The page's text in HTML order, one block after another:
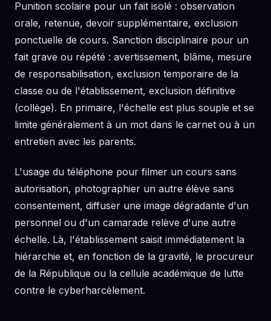
Punition scolaire pour un fait isolé : observation
orale, retenue, devoir supplémentaire, exclusion
ponctuelle de cours. Sanction disciplinaire pour un
fait grave ou répété : avertissement, blâme, mesure
de responsabilisation, exclusion temporaire de la
classe ou de l'établissement, exclusion définitive
(collège). En primaire, l'échelle est plus souple et se
limite généralement à un mot dans le carnet ou à un
entretien avec les parents.
L'usage du téléphone pour filmer un cours sans
autorisation, photographier un autre élève sans
consentement, diffuser une image dégradante d'un
personnel ou d'un camarade relève d'une autre
échelle. Là, l'établissement saisit immédiatement la
hiérarchie et, en fonction de la gravité, le procureur
de la République ou la cellule académique de lutte
contre le cyberharcèlement.